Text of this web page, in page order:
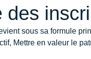
des
sous sa formule
Mettre en valeur le